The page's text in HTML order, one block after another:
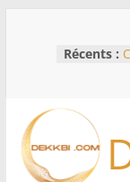
Récents :